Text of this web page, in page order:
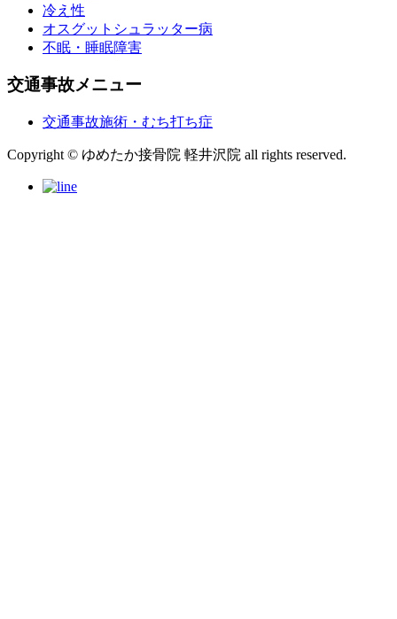
冷え性
オスグットシュラッター病
不眠・睡眠障害
交通事故メニュー
交通事故施術・むち打ち症
Copyright © ゆめたか接骨院 軽井沢院 all rights reserved.